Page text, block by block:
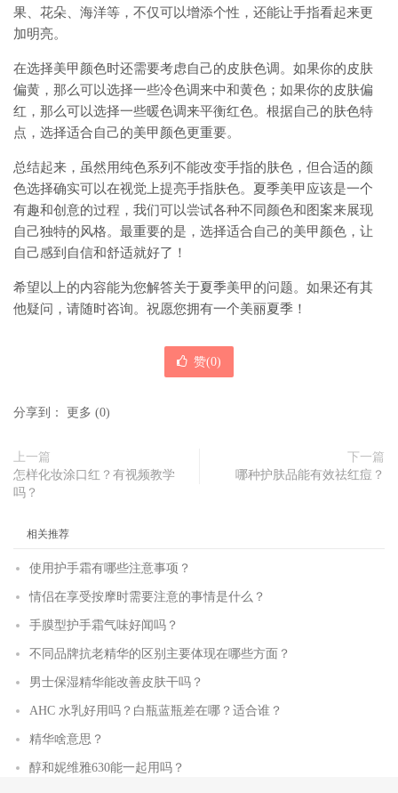
果、花朵、海洋等，不仅可以增添个性，还能让手指看起来更
加明亮。
在选择美甲颜色时还需要考虑自己的皮肤色调。如果你的皮肤
偏黄，那么可以选择一些冷色调来中和黄色；如果你的皮肤偏
红，那么可以选择一些暖色调来平衡红色。根据自己的肤色特
点，选择适合自己的美甲颜色更重要。
总结起来，虽然用纯色系列不能改变手指的肤色，但合适的颜
色选择确实可以在视觉上提亮手指肤色。夏季美甲应该是一个
有趣和创意的过程，我们可以尝试各种不同颜色和图案来展现
自己独特的风格。最重要的是，选择适合自己的美甲颜色，让
自己感到自信和舒适就好了！
希望以上的内容能为您解答关于夏季美甲的问题。如果还有其
他疑问，请随时咨询。祝愿您拥有一个美丽夏季！
赞(0)
分享到： 更多 (0)
上一篇
怎样化妆涂口红？有视频教学
吗？
下一篇
哪种护肤品能有效祛红痘？
相关推荐
使用护手霜有哪些注意事项？
情侣在享受按摩时需要注意的事情是什么？
手膜型护手霜气味好闻吗？
不同品牌抗老精华的区别主要体现在哪些方面？
男士保湿精华能改善皮肤干吗？
AHC 水乳好用吗？白瓶蓝瓶差在哪？适合谁？
精华啥意思？
醇和妮维雅630能一起用吗？